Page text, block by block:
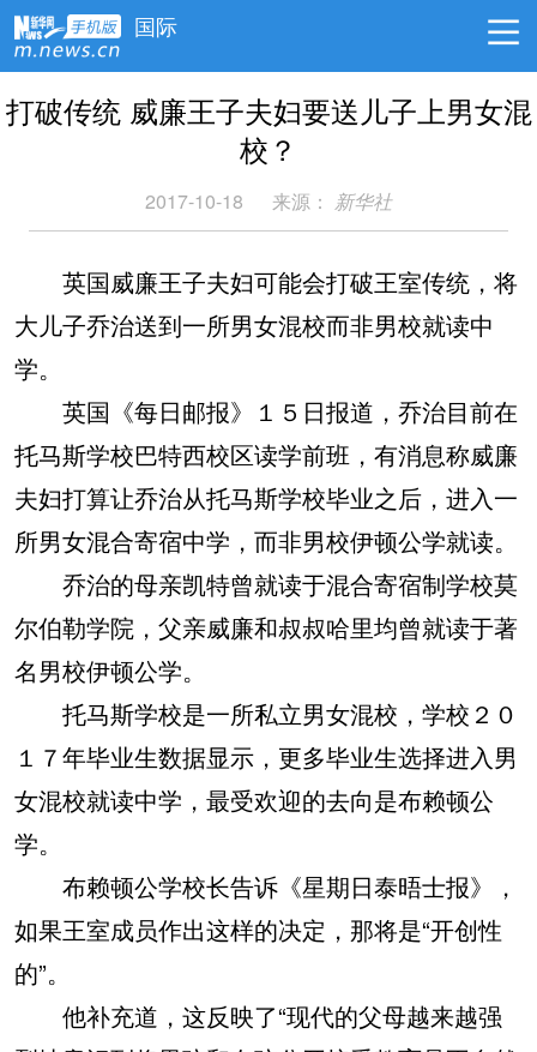
国际
打破传统 威廉王子夫妇要送儿子上男女混
校？
2017-10-18 来源： 新华社
英国威廉王子夫妇可能会打破王室传统，将
大儿子乔治送到一所男女混校而非男校就读中
学。
英国《每日邮报》１５日报道，乔治目前在
托马斯学校巴特西校区读学前班，有消息称威廉
夫妇打算让乔治从托马斯学校毕业之后，进入一
所男女混合寄宿中学，而非男校伊顿公学就读。
乔治的母亲凯特曾就读于混合寄宿制学校莫
尔伯勒学院，父亲威廉和叔叔哈里均曾就读于著
名男校伊顿公学。
托马斯学校是一所私立男女混校，学校２０
１７年毕业生数据显示，更多毕业生选择进入男
女混校就读中学，最受欢迎的去向是布赖顿公
学。
布赖顿公学校长告诉《星期日泰晤士报》，
如果王室成员作出这样的决定，那将是“开创性
的”。
他补充道，这反映了“现代的父母越来越强